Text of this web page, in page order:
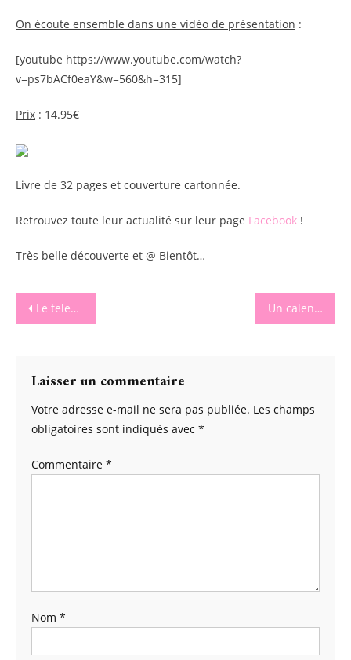
On écoute ensemble dans une vidéo de présentation :
[youtube https://www.youtube.com/watch?
v=ps7bACf0eaY&w=560&h=315]
Prix : 14.95€
Livre de 32 pages et couverture cartonnée.
Retrouvez toute leur actualité sur leur page Facebook !
Très belle découverte et @ Bientôt…
Navigation
de
l’article
Le telecran Joustra de notre enfance se refait une beauté ! Un calendrier de l’avent ludique et original avec Larousse
Laisser un commentaire
Votre adresse e-mail ne sera pas publiée. Les champs
obligatoires sont indiqués avec *
Commentaire *
Nom *